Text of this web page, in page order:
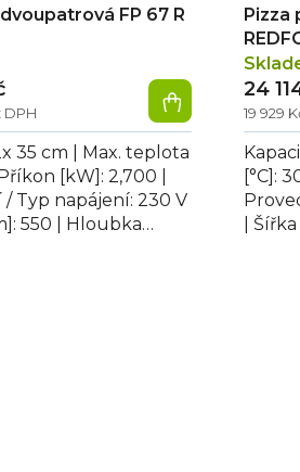
FP 67 R
DPH
35 cm | Max. teplota
[kW]: 2,700 |
/ Typ napájení: 230 V
550 | Hloubka
Pizza
19 929
24
[°C]:
|